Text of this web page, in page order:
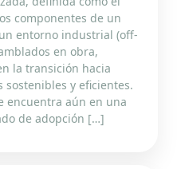
componentes de un
entorno industrial (off-
en obra,
la transición hacia
sostenibles y eficientes.
encuentra aún en una
de adopción […]